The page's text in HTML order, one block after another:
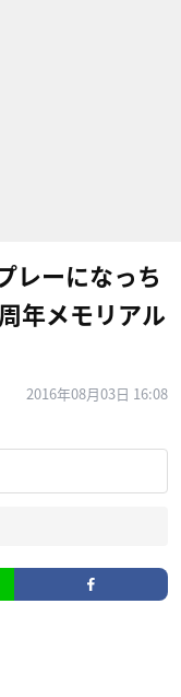
レーになっち
年メモリアル
2016年08月03日 16:08